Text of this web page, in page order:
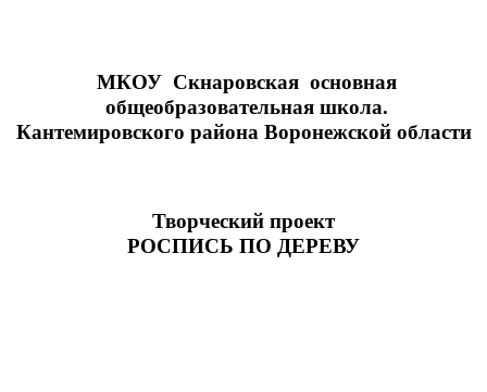
МКОУ Скнаровская основная
общеобразовательная школа.
Кантемировского района Воронежской области
Творческий проект
РОСПИСЬ ПО ДЕРЕВУ